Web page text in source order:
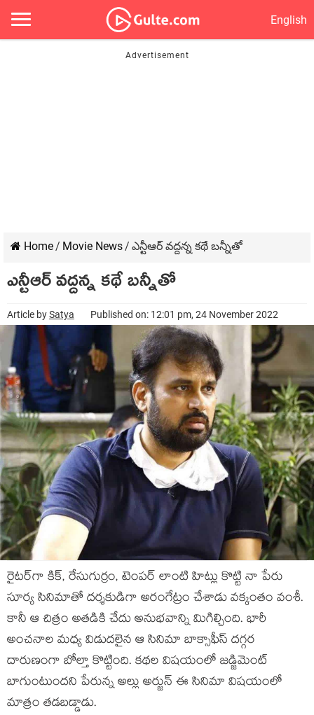
English
Home/ Movie News/ ఎన్టీఆర్ వ‌ద్ద‌న్న క‌థే బ‌న్నీతో
ఎన్టీఆర్ వ‌ద్ద‌న్న క‌థే బ‌న్నీతో
Article bySatya Published on: 12:01 pm, 24 November 2022
రైట‌ర్‌గా కిక్, రేసుగుర్రం, టెంప‌ర్ లాంటి హిట్లు కొట్టి నా పేరు
సూర్య సినిమాతో ద‌ర్శ‌కుడిగా అరంగేట్రం చేశాడు వ‌క్కంతం వంశీ.
కానీ ఆ చిత్రం అత‌డికి చేదు అనుభ‌వాన్ని మిగిల్చింది. భారీ
అంచ‌నాల మ‌ధ్య విడుద‌లైన ఆ సినిమా బాక్సాఫీస్ ద‌గ్గ‌ర
దారుణంగా బోల్తా కొట్టింది. క‌థ‌ల విష‌యంలో జ‌డ్జిమెంట్
బాగుంటుంద‌ని పేరున్న అల్లు అర్జున్ ఈ సినిమా విష‌యంలో
మాత్రం త‌డ‌బ‌డ్డాడు.